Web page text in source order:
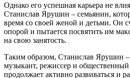
Однако его успешная карьера не
Станислав Ярушин – семьянин,
время со своей женой и детьми. Он
опорой и пытается посвятить им
на свою занятость.
Таким образом, Станислав Ярушин –
музыкант, режиссер и общественный
продолжает активно развиваться и